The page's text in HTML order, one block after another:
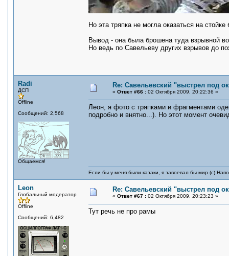
Но эта тряпка не могла оказаться на
Вывод - она была брошена туда взрывной
Но ведь по Савельеву других взрывов до
Radi
ДСП
Offline
Сообщений: 2,568
Общаемся!
Re: Савельевский "выстрел под
« Ответ #66 : 02 Октября 2009, 20:22:36 »
Леон, я фото с тряпками и фрагментами
подробно и внятно...). Но этот момент
Если бы у меня были казаки, я завоевал бы мир (с)
Leon
Глобальный модератор
Offline
Сообщений: 6,482
Re: Савельевский "выстрел под
« Ответ #67 : 02 Октября 2009, 20:23:23 »
Тут речь не про рамы